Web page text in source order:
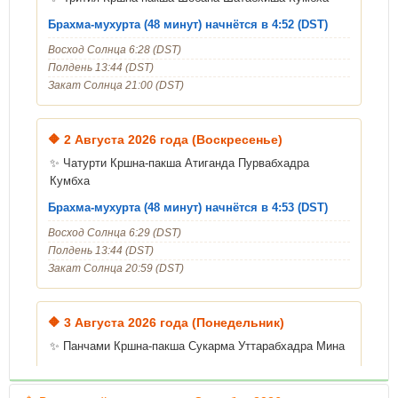
Брахма-мухурта (48 минут) начнётся в 4:52 (DST)
Восход Солнца 6:28 (DST)
Полдень 13:44 (DST)
Закат Солнца 21:00 (DST)
🔶 2 Августа 2026 года (Воскресенье)
✨ Чатурти Кршна-пакша Атиганда Пурвабхадра
Кумбха
Брахма-мухурта (48 минут) начнётся в 4:53 (DST)
Восход Солнца 6:29 (DST)
Полдень 13:44 (DST)
Закат Солнца 20:59 (DST)
🔶 3 Августа 2026 года (Понедельник)
✨ Панчами Кршна-пакша Сукарма Уттарабхадра Мина
Брахма-мухурта (48 минут) начнётся в 4:54 (DST)